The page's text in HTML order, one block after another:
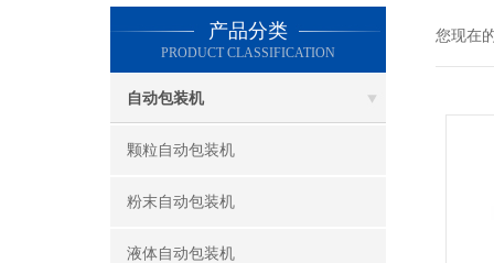
产品分类
PRODUCT CLASSIFICATION
自动包装机
颗粒自动包装机
粉末自动包装机
液体自动包装机
您现在